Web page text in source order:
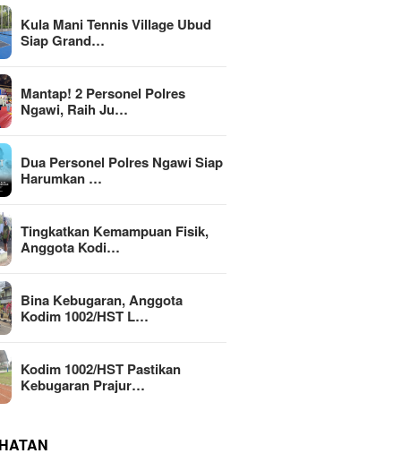
Kula Mani Tennis Village Ubud
Siap Grand…
Mantap! 2 Personel Polres
Ngawi, Raih Ju…
Dua Personel Polres Ngawi Siap
Harumkan …
Tingkatkan Kemampuan Fisik,
Anggota Kodi…
Bina Kebugaran, Anggota
Kodim 1002/HST L…
Kodim 1002/HST Pastikan
Kebugaran Prajur…